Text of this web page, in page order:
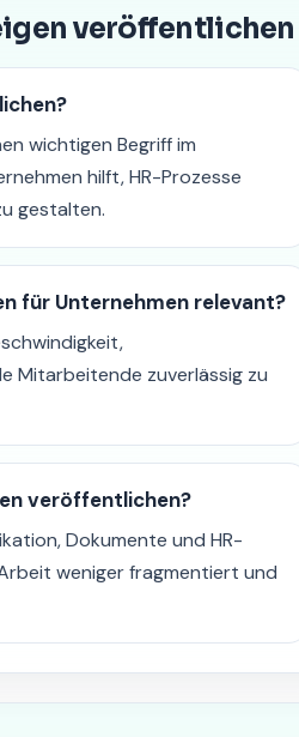
veröffentlichen
wichtigen Begriff im
hilft, HR-Prozesse
gestalten.
für Unternehmen relevant?
Mitarbeitende zuverlässig zu
veröffentlichen?
Dokumente und HR-
weniger fragmentiert und